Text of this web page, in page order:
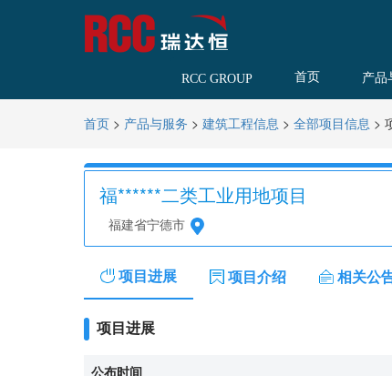
RCC GROUP 首页 产品
首页 > 产品与服务 > 建筑工程信息 > 全部项目信息 >
福******二类工业用地项目
福建省宁德市
项目进展 项目介绍 相关公
项目进展
公布时间